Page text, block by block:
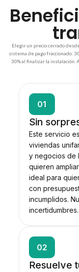
Elegir un precio cerrado
sistema de pago fraccionado:
30% al finalizar la instalación.
01
Sin
Este servicio
viviendas
y negocios de
quieren
ideal para
con
incumplidos.
incertidumbres.
02
Resuelve